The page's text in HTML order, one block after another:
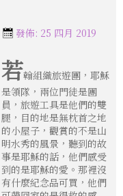
發佈: 25 四月 2019
若翰組織旅遊團，耶穌
是領隊，兩位門徒是團
員，旅遊工具是他們的雙
腿，目的地是無枕首之地
的小屋子，觀賞的不是山
明水秀的風景，聽到的故
事是耶穌的話，他們感受
到的是耶穌的愛。那裡沒
有什麼紀念品可買，他們